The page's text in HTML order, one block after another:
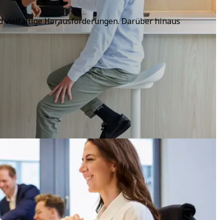
vielfältige Herausforderungen. Darüber hinaus